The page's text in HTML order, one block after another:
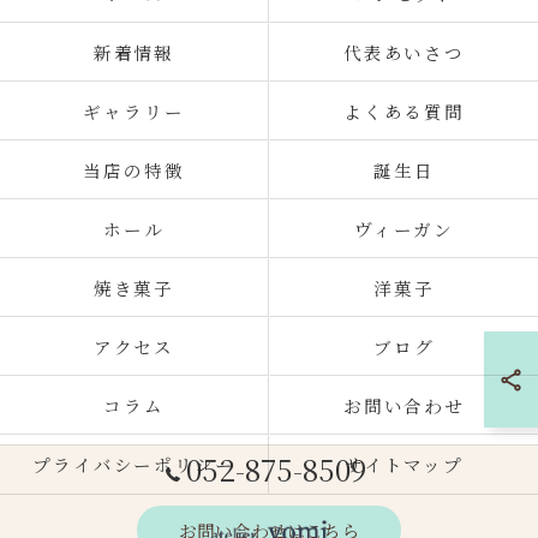
052-875-8509
お問い合わせはこちら
新着情報 代表あいさつ
ギャラリー よくある質問
当店の特徴 誕生日
ホール ヴィーガン
焼き菓子 洋菓子
アクセス ブログ
コラム お問い合わせ
プライバシーポリシー サイトマップ